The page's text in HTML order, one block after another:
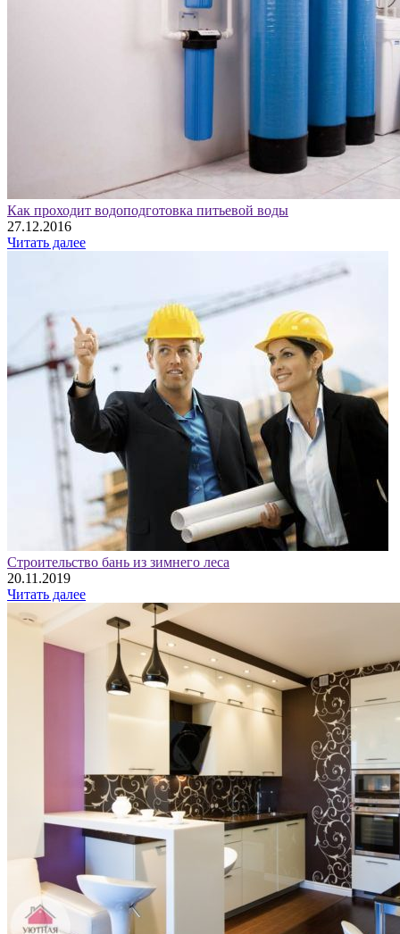
Как проходит водоподготовка питьевой воды
27.12.2016
Читать далее
Строительство бань из зимнего леса
20.11.2019
Читать далее